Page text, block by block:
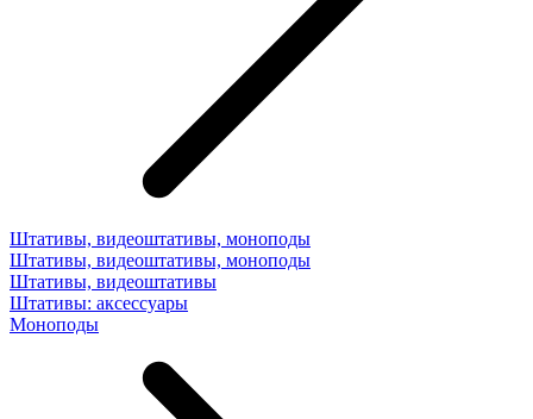
Штативы, видеоштативы, моноподы
Штативы, видеоштативы, моноподы
Штативы, видеоштативы
Штативы: аксессуары
Моноподы